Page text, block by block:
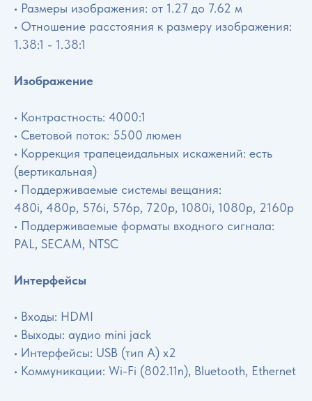
• Размеры изображения: от 1.27 до 7.62 м
• Отношение расстояния к размеру изображения:
1.38:1 - 1.38:1
Изображение
• Контрастность: 4000:1
• Световой поток: 5500 люмен
• Коррекция трапецеидальных искажений: есть
(вертикальная)
• Поддерживаемые системы вещания:
480i, 480p, 576i, 576p, 720p, 1080i, 1080p, 2160p
• Поддерживаемые форматы входного сигнала:
PAL, SECAM, NTSC
Интерфейсы
• Входы: HDMI
• Выходы: аудио mini jack
• Интерфейсы: USB (тип A) x2
• Коммуникации: Wi-Fi (802.11n), Bluetooth, Ethernet